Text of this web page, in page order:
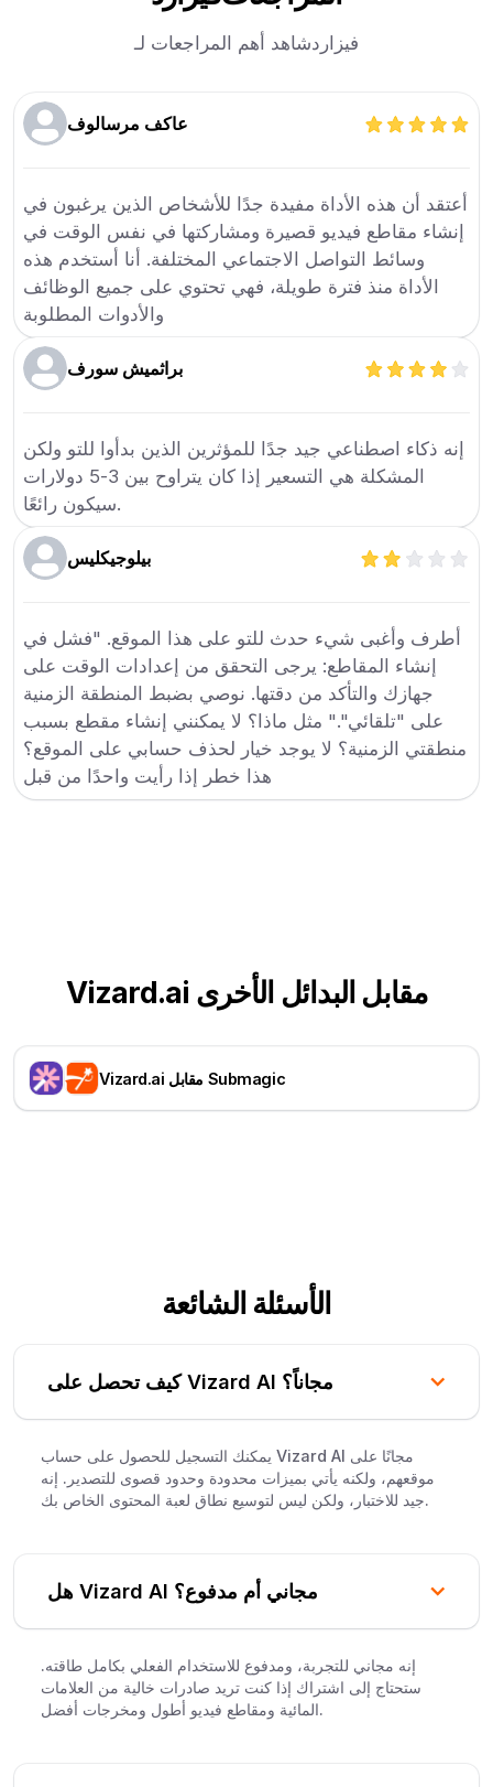
شاهد أهم المراجعات لـفيزارد
عاكف مرسالوف
أعتقد أن هذه الأداة مفيدة جدًا للأشخاص الذين يرغبون في
إنشاء مقاطع فيديو قصيرة ومشاركتها في نفس الوقت في
وسائط التواصل الاجتماعي المختلفة. أنا أستخدم هذه
الأداة منذ فترة طويلة، فهي تحتوي على جميع الوظائف
والأدوات المطلوبة
براثميش سورف
إنه ذكاء اصطناعي جيد جدًا للمؤثرين الذين بدأوا للتو ولكن
المشكلة هي التسعير إذا كان يتراوح بين 3-5 دولارات
سيكون رائعًا.
بيلوجيكليس
أطرف وأغبى شيء حدث للتو على هذا الموقع. "فشل في
إنشاء المقاطع: يرجى التحقق من إعدادات الوقت على
جهازك والتأكد من دقتها. نوصي بضبط المنطقة الزمنية
على "تلقائي"." مثل ماذا؟ لا يمكنني إنشاء مقطع بسبب
منطقتي الزمنية؟ لا يوجد خيار لحذف حسابي على الموقع؟
هذا خطر إذا رأيت واحدًا من قبل
Vizard.ai مقابل البدائل الأخرى
Vizard.ai مقابل Submagic
الأسئلة الشائعة
كيف تحصل على Vizard AI مجاناً؟
يمكنك التسجيل للحصول على حساب Vizard AI مجانًا على
موقعهم، ولكنه يأتي بميزات محدودة وحدود قصوى للتصدير. إنه
جيد للاختبار، ولكن ليس لتوسيع نطاق لعبة المحتوى الخاص بك.
هل Vizard AI مجاني أم مدفوع؟
إنه مجاني للتجربة، ومدفوع للاستخدام الفعلي بكامل طاقته.
ستحتاج إلى اشتراك إذا كنت تريد صادرات خالية من العلامات
المائية ومقاطع فيديو أطول ومخرجات أفضل.